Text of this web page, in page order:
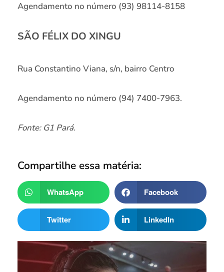
Agendamento no número (93) 98114-8158
SÃO FÉLIX DO XINGU
Rua Constantino Viana, s/n, bairro Centro
Agendamento no número (94) 7400-7963.
Fonte: G1 Pará.
Compartilhe essa matéria:
WhatsApp Facebook
Twitter LinkedIn